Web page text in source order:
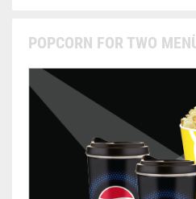
POPCORN FOR TWO